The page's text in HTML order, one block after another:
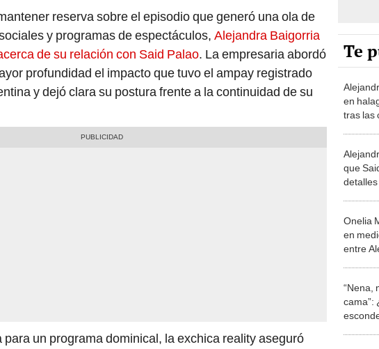
reserva sobre el episodio que generó una ola de
y programas de espectáculos, Alejandra Baigorria
de su relación con Said Palao. La empresaria abordó
profundidad el impacto que tuvo el ampay registrado
y dejó clara su postura frente a la continuidad de su
un programa dominical, la exchica reality aseguró
Te
en
tras las
que
detalles
Onelia
en
entre
“Nena,
cama”: